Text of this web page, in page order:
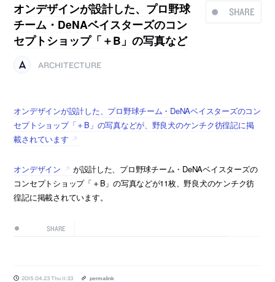
SHARE
オンデザインが設計した、プロ野球
チーム・DeNAベイスターズのコン
セプトショップ「＋B」の写真など
ARCHITECTURE
オンデザインが設計した、プロ野球チーム・DeNAベイスターズのコン
セプトショップ「＋B」の写真などが、野良犬のケンチク彷徨記に掲
載されています
オンデザイン
が設計した、プロ野球チーム・DeNAベイスターズの
コンセプトショップ「＋B」の写真などが11枚、野良犬のケンチク彷
徨記に掲載されています。
SHARE
2015.04.23 Thu 11:33 permalink